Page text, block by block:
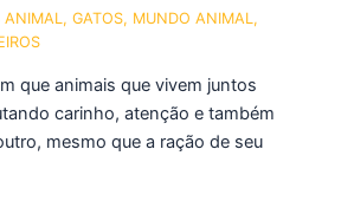
ANIMAL ,GATOS, MUNDO ANIMAL ,
que animais que vivem juntos
carinho, atenção e também
mesmo que a ração de seu